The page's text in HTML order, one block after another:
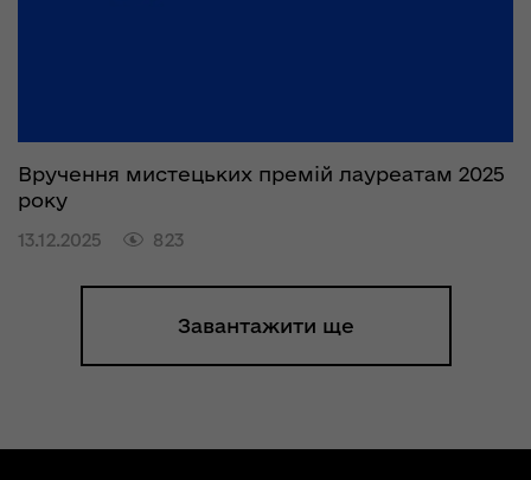
Вручення мистецьких премій лауреатам 2025
року
13.12.2025 823
Завантажити ще